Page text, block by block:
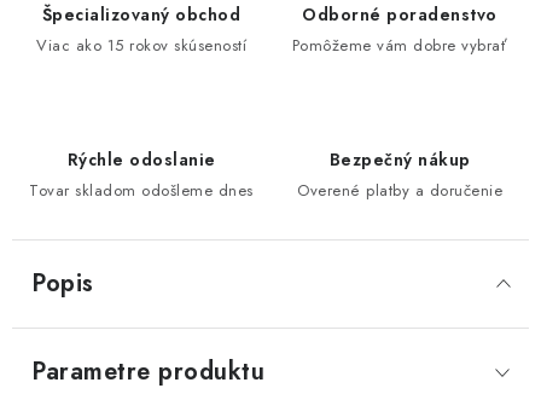
Špecializovaný obchod
Viac ako 15 rokov skúseností
Odborné poradenstvo
Pomôžeme vám dobre vybrať
Rýchle odoslanie
Tovar skladom odošleme dnes
Bezpečný nákup
Overené platby a doručenie
Popis
Parametre produktu